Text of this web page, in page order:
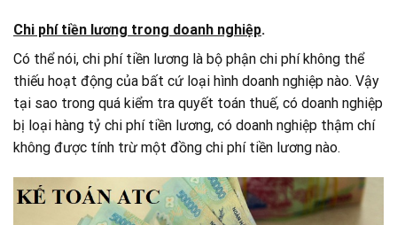
Chi phí tiền lương trong doanh nghiệp.
Có thể nói, chi phí tiền lương là bộ phận chi phí không thể
thiếu hoạt động của bất cứ loại hình doanh nghiệp nào. Vậy
tại sao trong quá kiểm tra quyết toán thuế, có doanh nghiệp
bị loại hàng tỷ chi phí tiền lương, có doanh nghiệp thậm chí
không được tính trừ một đồng chi phí tiền lương nào.